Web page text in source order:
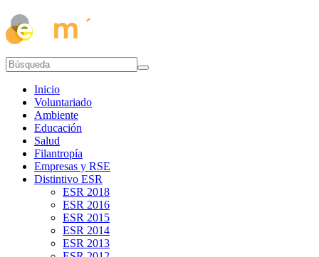
Inicio
Voluntariado
Ambiente
Educación
Salud
Filantropía
Empresas y RSE
Distintivo ESR
ESR 2018
ESR 2016
ESR 2015
ESR 2014
ESR 2013